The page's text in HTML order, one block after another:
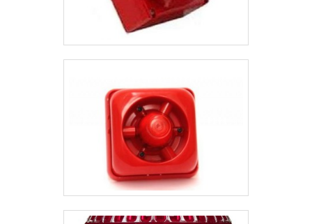
cliente. A Protelt é uma
empresa que tem
qualidade, o que comprova
sua essência de trazer o
melhor aos clientes no
mercado..
empresa busca investir nos
melhores profissionais do
mercado, e em instalações
modernas, garantindo
boa cotação no mercado. A
Protelt é uma empresa que
tem sido apontada de
forma positiva no segmento
pela idoneidade em tudo
que faz, fechando todo o
ciclo de entrega com
excelência para cada